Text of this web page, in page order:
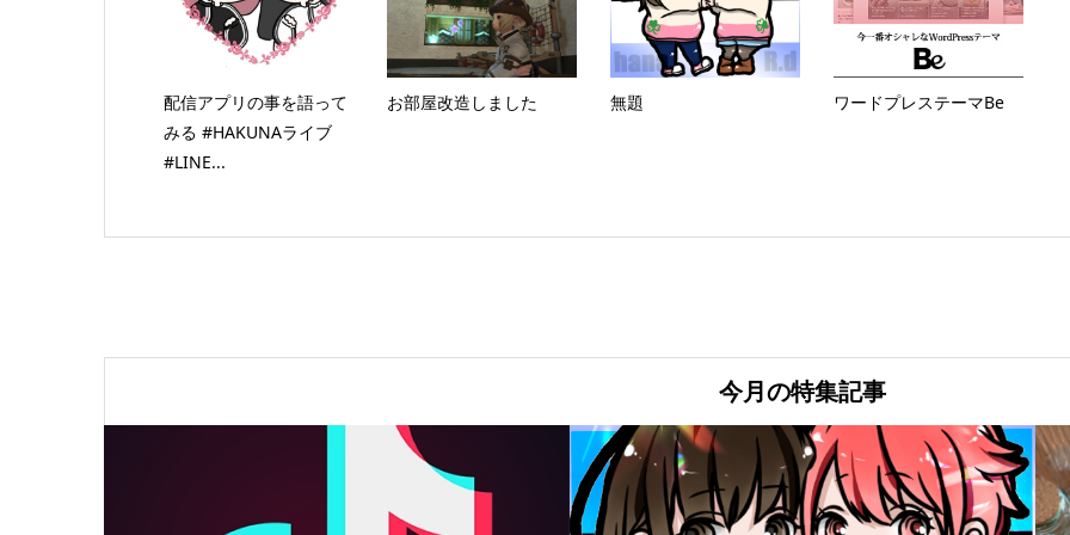
配信アプリの事を語って
みる #HAKUNAライブ
#LINE...
お部屋改造しました 無題 ワードプレステーマBe
今月の特集記事